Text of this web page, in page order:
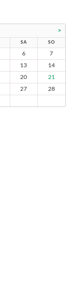
>
SA SO
6
7
13
14
20
21
27
28